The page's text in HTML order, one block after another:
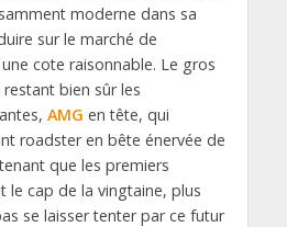
moderne dans sa
sur le marché de
cote raisonnable. Le gros
bien sûr les
AMG en tête, qui
roadster en bête énervée de
que les premiers
le cap de la vingtaine, plus
se laisser tenter par ce futur